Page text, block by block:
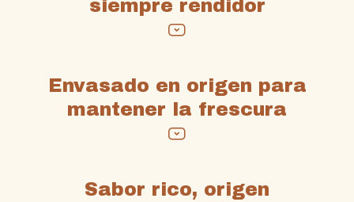
siempre rendidor
Envasado en origen para
mantener la frescura
Sabor rico, origen